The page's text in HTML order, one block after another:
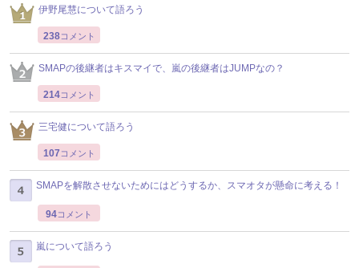
伊野尾慧について語ろう
238コメント
SMAPの後継者はキスマイで、嵐の後継者はJUMPなの？
214コメント
三宅健について語ろう
107 コメント
SMAPを解散させないためにはどうするか、スマオタが懸命に考える！
94コメント
嵐について語ろう